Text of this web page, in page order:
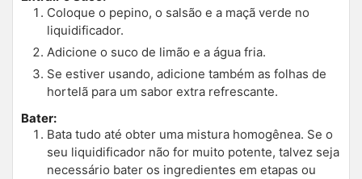
Coloque o pepino, o salsão e a maçã verde no
liquidificador.
Adicione o suco de limão e a água fria.
Se estiver usando, adicione também as folhas de
hortelã para um sabor extra refrescante.
Bater:
Bata tudo até obter uma mistura homogênea. Se o
seu liquidificador não for muito potente, talvez seja
necessário bater os ingredientes em etapas ou